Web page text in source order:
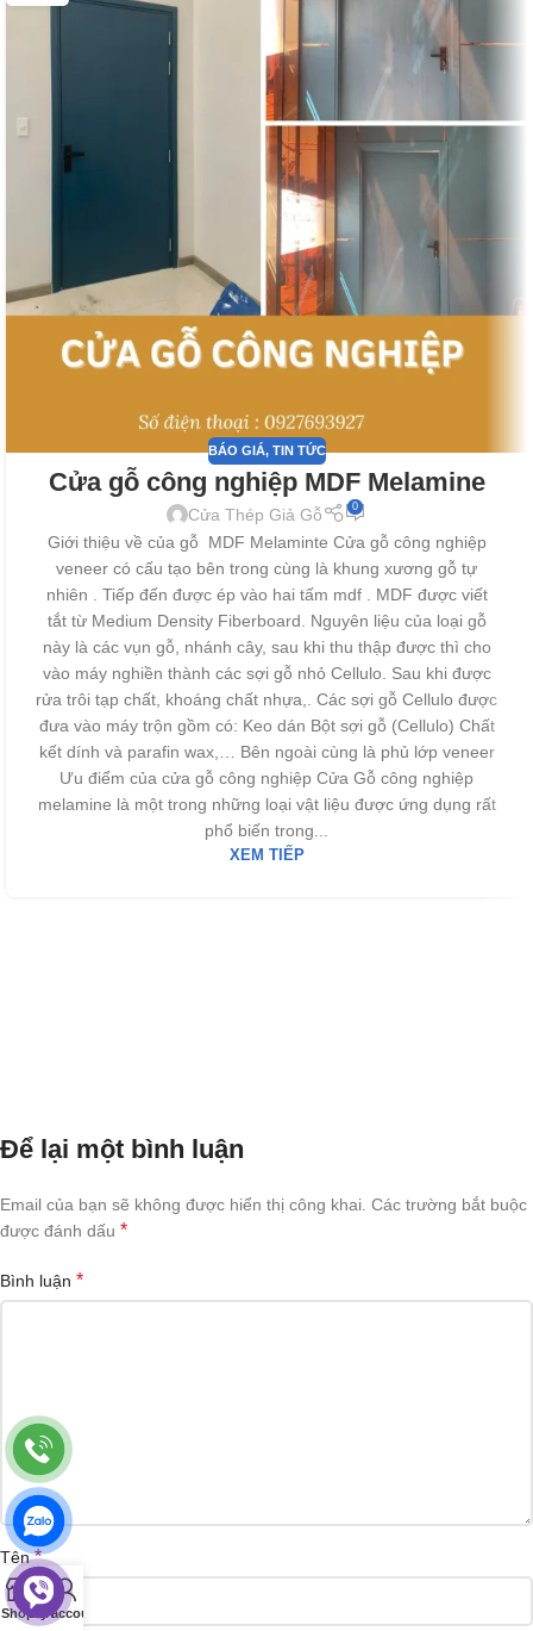
BÁO GIÁ, TIN TỨC
Cửa gỗ công nghiệp MDF Melamine
Cửa Thép Giả Gỗ 0
Giới thiệu về của gỗ MDF Melaminte Cửa gỗ công nghiệp
veneer có cấu tạo bên trong cùng là khung xương gỗ tự
nhiên . Tiếp đến được ép vào hai tấm mdf . MDF được viết
tắt từ Medium Density Fiberboard. Nguyên liệu của loại gỗ
này là các vụn gỗ, nhánh cây, sau khi thu thập được thì cho
vào máy nghiền thành các sợi gỗ nhỏ Cellulo. Sau khi được
rửa trôi tạp chất, khoáng chất nhựa,. Các sợi gỗ Cellulo được
đưa vào máy trộn gồm có: Keo dán Bột sợi gỗ (Cellulo) Chất
kết dính và parafin wax,… Bên ngoài cùng là phủ lớp veneer
Ưu điểm của cửa gỗ công nghiệp Cửa Gỗ công nghiệp
melamine là một trong những loại vật liệu được ứng dụng rất
phổ biến trong...
XEM TIẾP
Để lại một bình luận
Email của bạn sẽ không được hiển thị công khai. Các trường bắt buộc
được đánh dấu *
Bình luận *
Tên*
Shop
0
Cart
My account